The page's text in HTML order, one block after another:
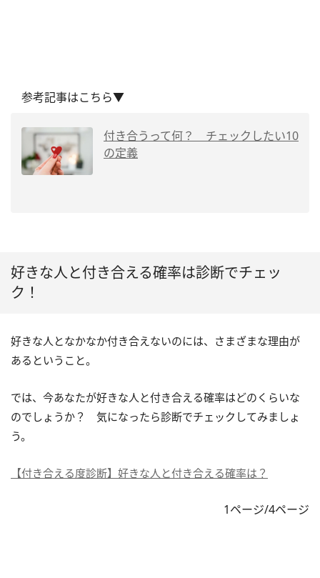
参考記事はこちら▼
付き合うって何？ チェックしたい10
の定義
好きな人と付き合える確率は診断でチェッ
ク！
好きな人となかなか付き合えないのには、さまざまな理由が
あるということ。
では、今あなたが好きな人と付き合える確率はどのくらいな
のでしょうか？ 気になったら診断でチェックしてみましょ
う。
【付き合える度診断】好きな人と付き合える確率は？
1ページ/4ページ